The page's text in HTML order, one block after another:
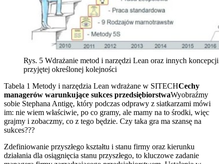
Rys. 5 Wdrażanie metod i narzędzi Lean oraz innych
przyjętej określonej kolejności
Tabela 1 Metody i narzędzia Lean wdrażane w SITECHCechy
managerów warunkujące sukces przedsiębiorstwaWyobraźmy
sobie Stephana Antigę, który podczas odprawy z siatkarzami mówi
im: nie wiem właściwie, po co gramy, ale mamy na to środki, więc
grajmy i zobaczmy, co z tego będzie. Czy taka gra ma szansę na
sukces???
Zdefiniowanie przyszłego kształtu i stanu firmy oraz kierunku
działania dla osiągnięcia stanu przyszłego, to kluczowe zadanie